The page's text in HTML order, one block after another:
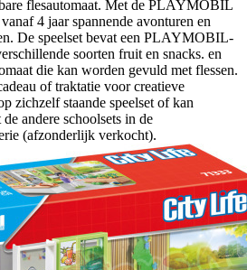
flesautomaat. Met de PLAYMOBIL
4 jaar spannende avonturen en
De speelset bevat een PLAYMOBIL-
soorten fruit en snacks. en
die kan worden gevuld met flessen.
of traktatie voor creatieve
zichzelf staande speelset of kan
andere schoolsets in de
(afzonderlijk verkocht).